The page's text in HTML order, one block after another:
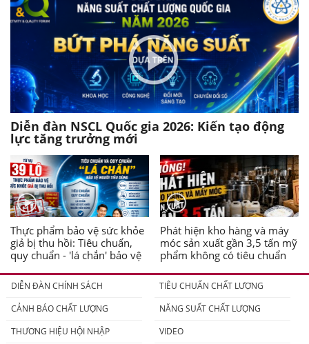
Diễn đàn NSCL Quốc gia 2026: Kiến tạo động
lực tăng trưởng mới
Thực phẩm bảo vệ sức khỏe
giả bị thu hồi: Tiêu chuẩn,
quy chuẩn - 'lá chắn' bảo vệ
Phát hiện kho hàng và máy
móc sản xuất gần 3,5 tấn mỹ
phẩm không có tiêu chuẩn
DIỄN ĐÀN CHÍNH SÁCH
TIÊU CHUẨN CHẤT LƯỢNG
CẢNH BÁO CHẤT LƯỢNG
NĂNG SUẤT CHẤT LƯỢNG
THƯƠNG HIỆU HỘI NHẬP
VIDEO